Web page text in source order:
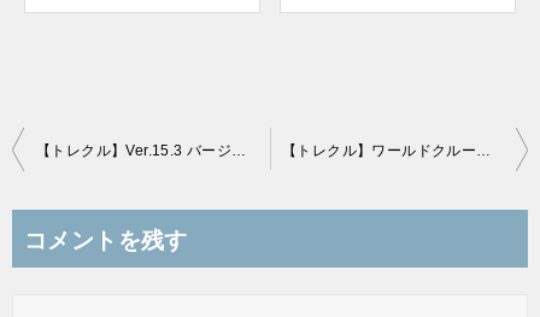
投
ビ
【トレクル】Ver.15.3 バージョンアップ情報_AUTO+ とは？ 対象スキルまとめ 【トレクル】ワールドクルーズ2026 SNSキャンペーン
コメントを残す